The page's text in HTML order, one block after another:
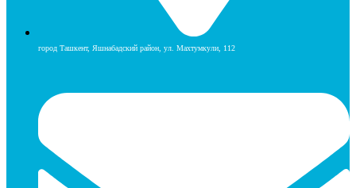
город Ташкент, Яшнабадский район, ул. Махтумкули, 112